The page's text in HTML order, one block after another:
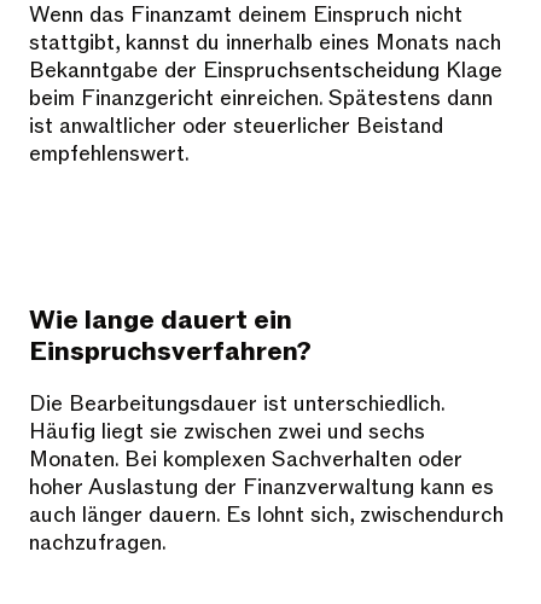
Wenn das Finanzamt deinem Einspruch nicht
stattgibt, kannst du innerhalb eines Monats nach
Bekanntgabe der Einspruchsentscheidung Klage
beim Finanzgericht einreichen. Spätestens dann
ist anwaltlicher oder steuerlicher Beistand
empfehlenswert.
Wie lange dauert ein
Einspruchsverfahren?
Die Bearbeitungsdauer ist unterschiedlich.
Häufig liegt sie zwischen zwei und sechs
Monaten. Bei komplexen Sachverhalten oder
hoher Auslastung der Finanzverwaltung kann es
auch länger dauern. Es lohnt sich, zwischendurch
nachzufragen.